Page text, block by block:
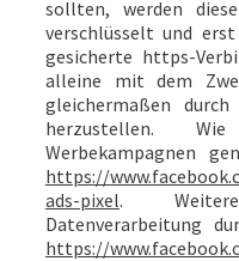
sollten, werden
verschlüsselt und
gesicherte https-
alleine mit dem
gleichermaßen
herzustellen.
Werbekampagnen
https://
ads-pixel.
Datenverarbeitung
https://